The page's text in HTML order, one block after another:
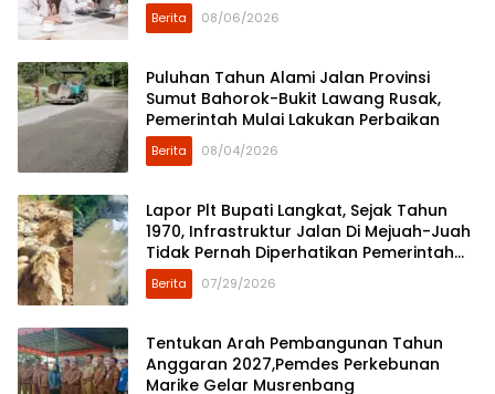
Berita 08/06/2026
Puluhan Tahun Alami Jalan Provinsi
Sumut Bahorok-Bukit Lawang Rusak,
Pemerintah Mulai Lakukan Perbaikan
Berita 08/04/2026
Lapor Plt Bupati Langkat, Sejak Tahun
1970, Infrastruktur Jalan Di Mejuah-Juah
Tidak Pernah Diperhatikan Pemerintah
Kabupaten Langkat
Berita 07/29/2026
Tentukan Arah Pembangunan Tahun
Anggaran 2027,Pemdes Perkebunan
Marike Gelar Musrenbang